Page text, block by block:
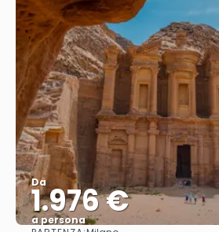
Da
1.976 €
a persona